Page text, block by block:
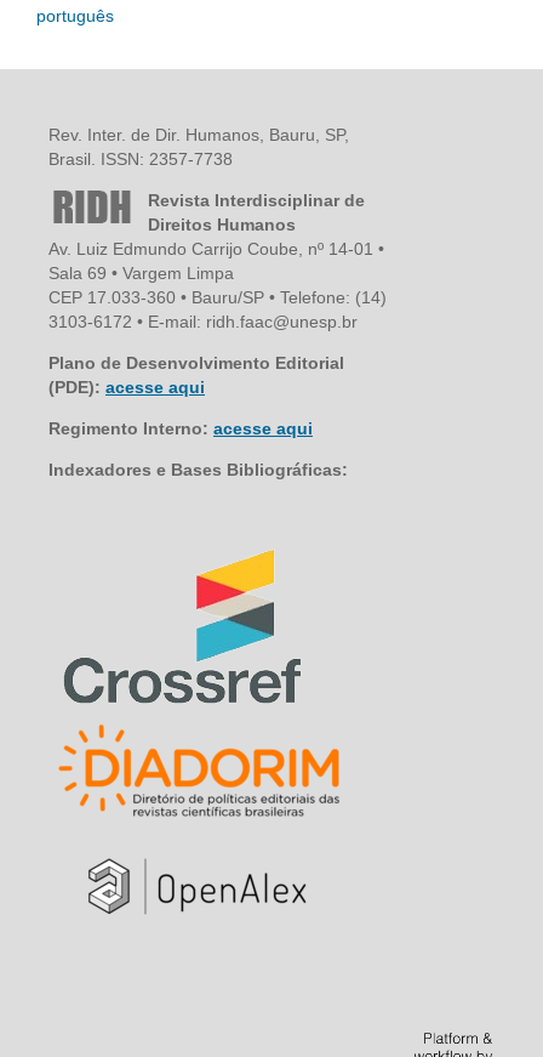
português
Rev. Inter. de Dir. Humanos, Bauru, SP,
Brasil. ISSN: 2357-7738
Revista Interdisciplinar de
Direitos Humanos
Av. Luiz Edmundo Carrijo Coube, nº 14-01 •
Sala 69 • Vargem Limpa
CEP 17.033-360 • Bauru/SP • Telefone: (14)
3103-6172 • E-mail: ridh.faac@unesp.br
Plano de Desenvolvimento Editorial
(PDE): acesse aqui
Regimento Interno: acesse aqui
Indexadores e Bases Bibliográficas: